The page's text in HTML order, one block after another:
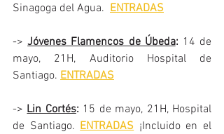
Sinagoga del Agua. ENTRADAS
-> Jóvenes Flamencos de Úbeda: 14 de
mayo, 21H, Auditorio Hospital de
Santiago. ENTRADAS
-> Lin Cortés: 15 de mayo, 21H, Hospital
de Santiago. ENTRADAS ¡Incluido en el